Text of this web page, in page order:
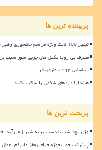
پربیننده ترین ها
تجهیز 100 تخت ویژه مراسم خاکسپاری رهبر شهید در بیمارستان صحرایی مصلی به علاوه فیلم
مصرف بی رویه مکمل های چربی سوز سبب
شناسایی ۴۹۲ بیماری نادر
هشدار! دردهای شکمی را ساکت نکنید
پربحث ترین ها
وزیر بهداشت با دست پر به شیراز می آید
پیشرفت خوب حوزه جراحی مغز علیرغم اعمال